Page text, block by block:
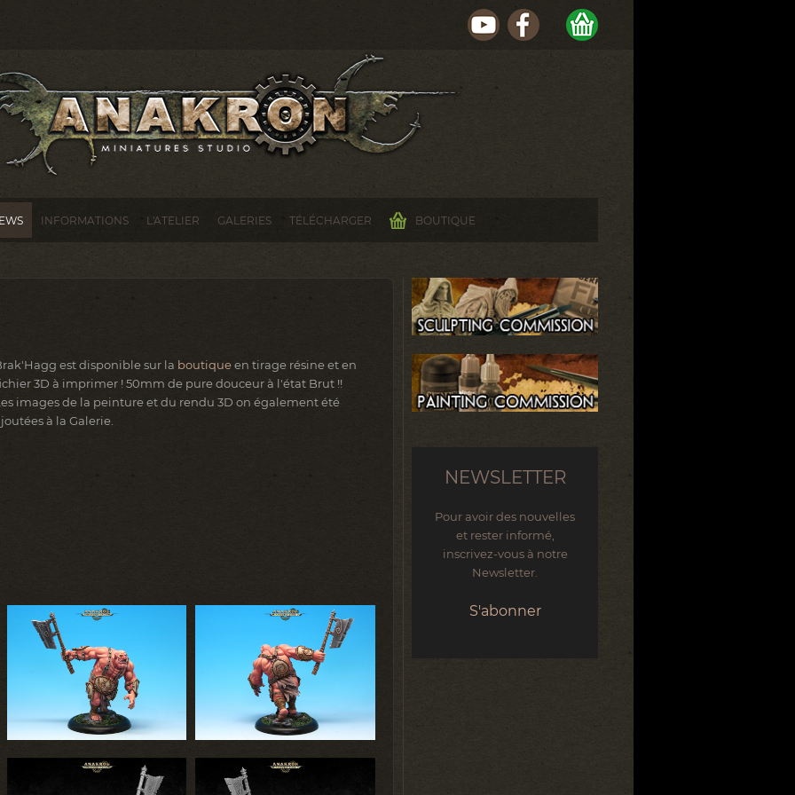
INFORMATIONS L'ATELIER GALERIES TÉLÉCHARGER BOUTIQUE
est disponible sur la boutiqueen tirage résine et en
3D à imprimer ! 50mm de pure douceur à l'état Brut !!
images de la peinture et du rendu 3D on également été
à la Galerie.
NEWSLETTER
Pour avoir des nouvelles
et rester informé,
inscrivez-vous à notre
Newsletter.
S'abonner